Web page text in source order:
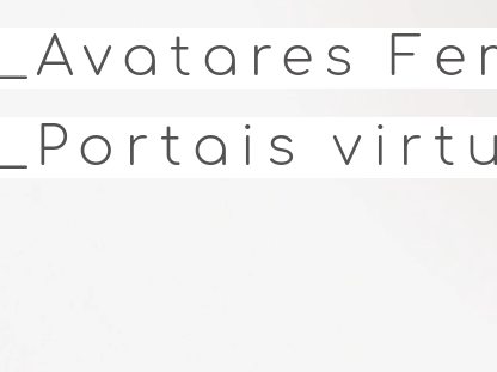
_Avatares
_Portais